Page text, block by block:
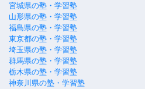
宮城県の塾・学習塾
山形県の塾・学習塾
福島県の塾・学習塾
東京都の塾・学習塾
埼玉県の塾・学習塾
群馬県の塾・学習塾
栃木県の塾・学習塾
神奈川県の塾・学習塾